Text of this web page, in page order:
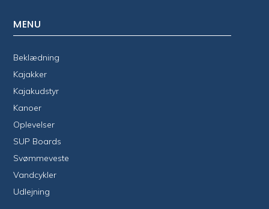
MENU
Beklædning
Kajakker
Kajakudstyr
Kanoer
Oplevelser
SUP Boards
Svømmeveste
Vandcykler
Udlejning